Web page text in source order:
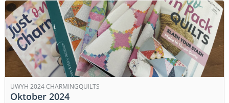
UWYH 2024 CHARMINGQUILTS
Oktober 2024